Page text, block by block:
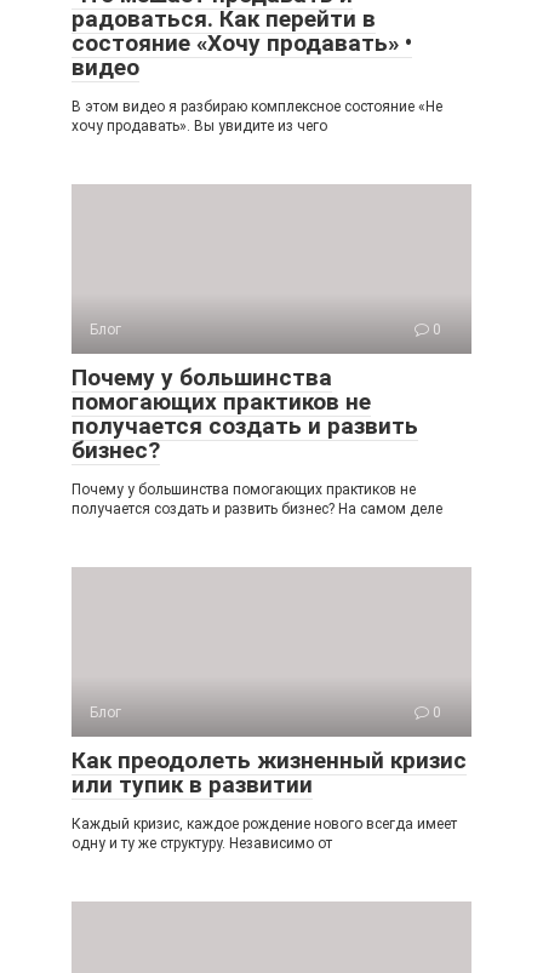
радоваться. Как перейти в
состояние «Хочу продавать» •
видео
В этом видео я разбираю комплексное состояние «Не
хочу продавать». Вы увидите из чего
Блог 0
Почему у большинства
помогающих практиков не
получается создать и развить
бизнес?
Почему у большинства помогающих практиков не
получается создать и развить бизнес? На самом деле
Блог 0
Как преодолеть жизненный кризис
или тупик в развитии
Каждый кризис, каждое рождение нового всегда имеет
одну и ту же структуру. Независимо от